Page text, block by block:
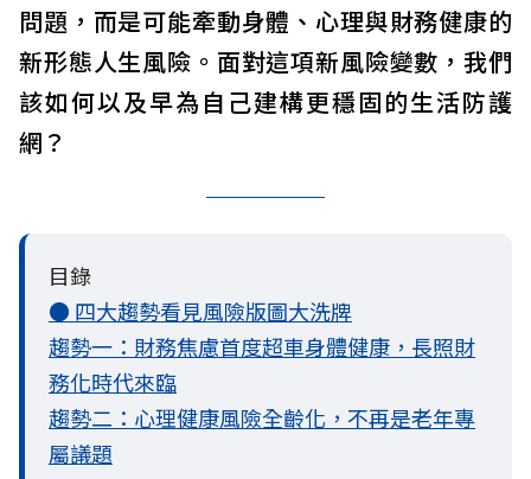
問題，而是可能牽動身體、心理與財務健康的
新形態人生風險。面對這項新風險變數，我們
該如何以及早為自己建構更穩固的生活防護
網？
目錄
● 四大趨勢看見風險版圖大洗牌
趨勢一：財務焦慮首度超車身體健康，長照財
務化時代來臨
趨勢二：心理健康風險全齡化，不再是老年專
屬議題